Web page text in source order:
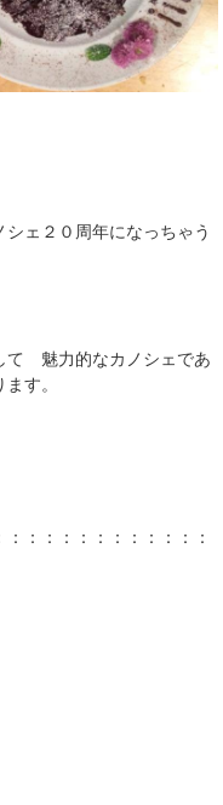
ェ２０周年になっちゃう
魅力的なカノシェであ
す。
：：：：：：：：：：：：